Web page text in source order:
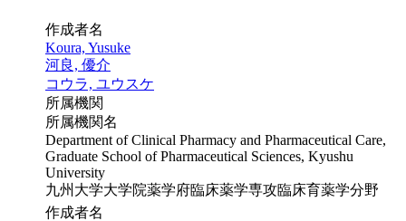
作成者名
Koura, Yusuke
河良, 優介
コウラ, ユウスケ
所属機関
所属機関名
Department of Clinical Pharmacy and Pharmaceutical Care,
Graduate School of Pharmaceutical Sciences, Kyushu
University
九州大学大学院薬学府臨床薬学専攻臨床育薬学分野
作成者名